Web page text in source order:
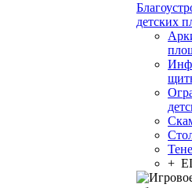
детских
+